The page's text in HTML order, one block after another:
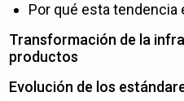
Por qué esta tendencia
Transformación de la
productos
Evolución de los